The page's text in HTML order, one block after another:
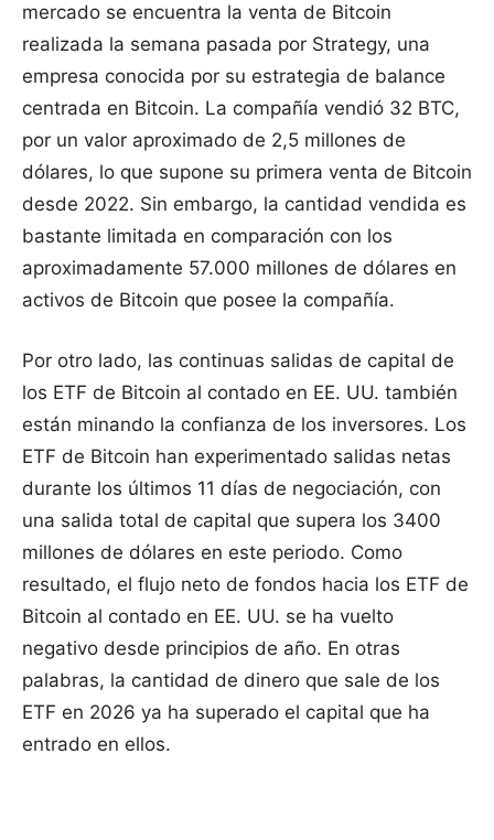
mercado se encuentra la venta de Bitcoin
realizada la semana pasada por Strategy, una
empresa conocida por su estrategia de balance
centrada en Bitcoin. La compañía vendió 32 BTC,
por un valor aproximado de 2,5 millones de
dólares, lo que supone su primera venta de Bitcoin
desde 2022. Sin embargo, la cantidad vendida es
bastante limitada en comparación con los
aproximadamente 57.000 millones de dólares en
activos de Bitcoin que posee la compañía.
Por otro lado, las continuas salidas de capital de
los ETF de Bitcoin al contado en EE. UU. también
están minando la confianza de los inversores. Los
ETF de Bitcoin han experimentado salidas netas
durante los últimos 11 días de negociación, con
una salida total de capital que supera los 3400
millones de dólares en este periodo. Como
resultado, el flujo neto de fondos hacia los ETF de
Bitcoin al contado en EE. UU. se ha vuelto
negativo desde principios de año. En otras
palabras, la cantidad de dinero que sale de los
ETF en 2026 ya ha superado el capital que ha
entrado en ellos.